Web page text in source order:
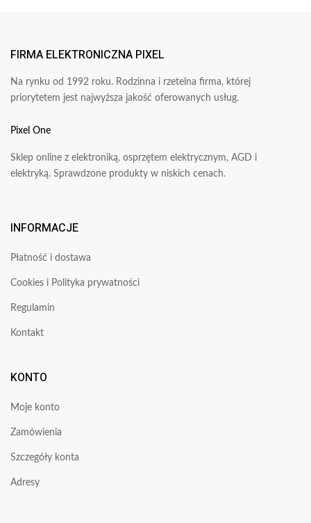
FIRMA ELEKTRONICZNA PIXEL
Na rynku od 1992 roku. Rodzinna i rzetelna firma, której
priorytetem jest najwyższa jakość oferowanych usług.
Pixel One
Sklep online z elektroniką, osprzętem elektrycznym, AGD i
elektryką. Sprawdzone produkty w niskich cenach.
INFORMACJE
Płatność i dostawa
Cookies i Polityka prywatności
Regulamin
Kontakt
KONTO
Moje konto
Zamówienia
Szczegóły konta
Adresy